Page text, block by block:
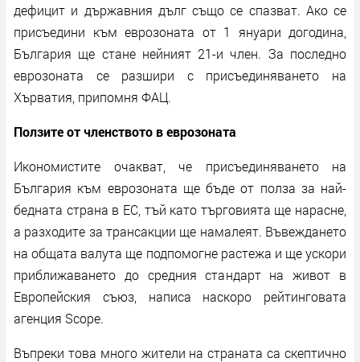
дефицит и държавния дълг също се спазват. Ако се
присъедини към еврозоната от 1 януари догодина,
България ще стане нейният 21-и член. За последно
еврозоната се разшири с присъединяването на
Хърватия, припомня ФАЦ.
Ползите от членството в еврозоната
Икономистите очакват, че присъединяването на
България към еврозоната ще бъде от полза за най-
бедната страна в ЕС, тъй като търговията ще нарасне,
а разходите за трансакции ще намалеят. Въвеждането
на общата валута ще подпомогне растежа и ще ускори
приближаването до средния стандарт на живот в
Европейския съюз, написа наскоро рейтинговата
агенция Scope.
Въпреки това много жители на страната са скептично